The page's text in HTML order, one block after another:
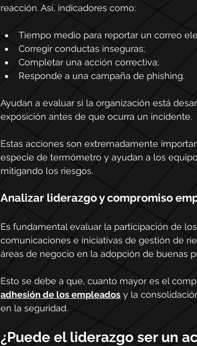
reacción. Así, indicadores como:
Tiempo medio para reportar un correo
Corregir conductas inseguras;
Completar una acción correctiva;
Responde a una campaña de phishing.
Ayudan a evaluar si la organización está
exposición antes de que ocurra un incidente.
Estas acciones son extremadamente
especie de termómetro y ayudan a los
mitigando los riesgos.
Analizar liderazgo y compromiso
Es fundamental evaluar la participación de
comunicaciones e iniciativas de gestión de
áreas de negocio en la adopción de buenas
Esto se debe a que, cuanto mayor es el
adhesión de los empleados y la
en la seguridad.
¿Puede el liderazgo ser un